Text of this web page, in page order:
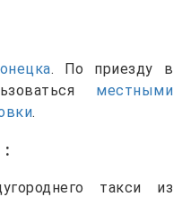
. По приезду в
местными
.
:
такси из